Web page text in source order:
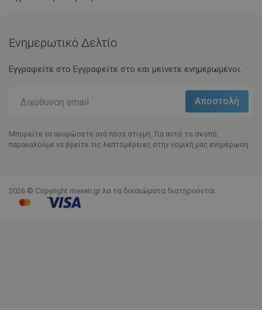
Ενημερωτικό Δελτίο
Εγγραφείτε στο Eγγραφείτε στο και μείνετε ενημερωμένοι.
Μπορείτε να ακυρώσετε ανά πάσα στιγμή. Για αυτό το σκοπό,
παρακαλούμε να βρείτε τις λεπτομέρειες στην νομική μας ενημέρωση.
2026 © Copyright mexen.gr λα τα δικαιώματα διατηρούνται.